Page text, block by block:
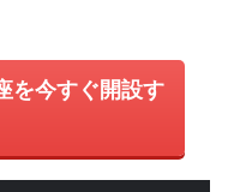
を今すぐ開設す